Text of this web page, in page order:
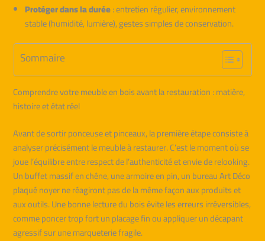
Protéger dans la durée: entretien régulier, environnement
stable (humidité, lumière), gestes simples de conservation.
Sommaire
Comprendre votre meuble en bois avant la restauration : matière,
histoire et état réel
Avant de sortir ponceuse et pinceaux, la première étape consiste à
analyser précisément le meuble à restaurer. C’est le moment où se
joue l’équilibre entre respect de l’authenticité et envie de relooking.
Un buffet massif en chêne, une armoire en pin, un bureau Art Déco
plaqué noyer ne réagiront pas de la même façon aux produits et
aux outils. Une bonne lecture du bois évite les erreurs irréversibles,
comme poncer trop fort un placage fin ou appliquer un décapant
agressif sur une marqueterie fragile.